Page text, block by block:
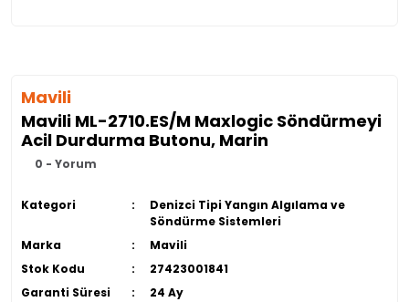
Mavili
Mavili ML-2710.ES/M Maxlogic Söndürmeyi
Acil Durdurma Butonu, Marin
0 - Yorum
Kategori
Denizci Tipi Yangın Algılama ve
Söndürme Sistemleri
Marka
Mavili
Stok Kodu
27423001841
Garanti Süresi
24 Ay